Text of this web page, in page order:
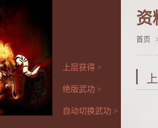
上层获得 >
绝版武功 >
自动切换武功 >
资
首页